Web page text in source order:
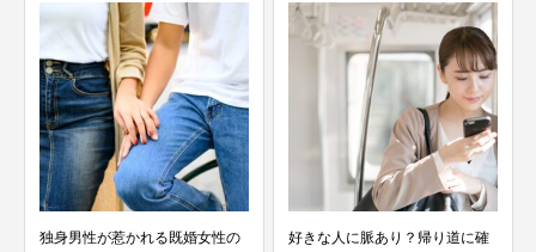
独身男性が惹かれる既婚女性の
好きな人に脈あり？帰り道に確